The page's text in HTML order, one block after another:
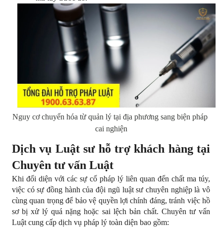
Nguy cơ chuyển hóa từ quản lý tại địa phương sang biện pháp
cai nghiện
Dịch vụ Luật sư hỗ trợ khách hàng tại
Chuyên tư vấn Luật
Khi đối diện với các sự cố pháp lý liên quan đến chất ma túy,
việc có sự đồng hành của đội ngũ luật sư chuyên nghiệp là vô
cùng quan trọng để bảo vệ quyền lợi chính đáng, tránh việc hồ
sơ bị xử lý quá nặng hoặc sai lệch bản chất. Chuyên tư vấn
Luật cung cấp dịch vụ pháp lý toàn diện bao gồm: